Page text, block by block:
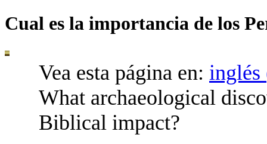
Cual es la importancia de los
Vea esta página en:
What archaeological
Biblical impact?